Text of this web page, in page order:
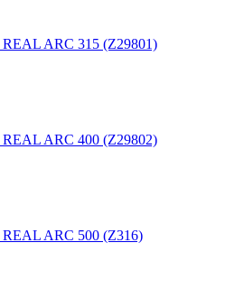
ARC 315 (Z29801)
ARC 400 (Z29802)
ARC 500 (Z316)